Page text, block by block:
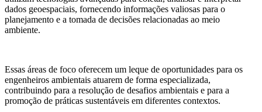
dados geoespaciais, fornecendo informações valiosas para o
planejamento e a tomada de decisões relacionadas ao meio
ambiente.
Essas áreas de foco oferecem um leque de oportunidades para os
engenheiros ambientais atuarem de forma especializada,
contribuindo para a resolução de desafios ambientais e para a
promoção de práticas sustentáveis em diferentes contextos.